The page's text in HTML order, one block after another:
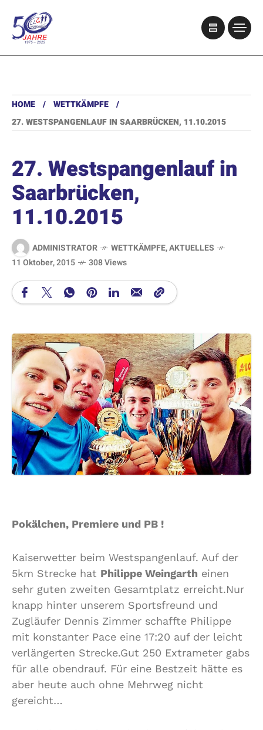
HOME
WETTKÄMPFE
27. WESTSPANGENLAUF IN SAARBRÜCKEN, 11.10.2015
27. Westspangenlauf in
Saarbrücken,
11.10.2015
ADMINISTRATOR WETTKÄMPFE,AKTUELLES
11 Oktober, 2015
308 Views
Pokälchen, Premiere und PB !
Kaiserwetter beim Westspangenlauf. Auf der
5km Strecke hat Philippe Weingarth einen
sehr guten zweiten Gesamtplatz erreicht.Nur
knapp hinter unserem Sportsfreund und
Zugläufer Dennis Zimmer schaffte Philippe
mit konstanter Pace eine 17:20 auf der leicht
verlängerten Strecke.Gut 250 Extrameter gabs
für alle obendrauf. Für eine Bestzeit hätte es
aber heute auch ohne Mehrweg nicht
gereicht…